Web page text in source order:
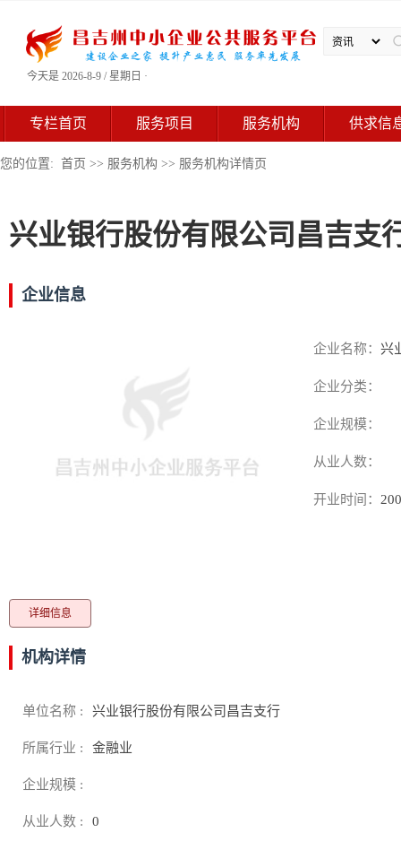
今天是 2026-8-9 / 星期日 ·
专栏首页 服务项目 服务机构 供求信
您的位置: 首页 >> 服务机构 >> 服务机构详情页
兴业银行股份有限公司昌吉支
企业信息
企业名称： 兴
企业分类：
企业规模：
从业人数：
开业时间：
详细信息
机构详情
单位名称 : 兴业银行股份有限公司昌吉支行
所属行业 : 金融业
企业规模 :
从业人数 : 0